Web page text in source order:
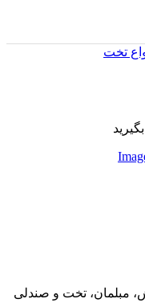
تخت
مبلمان، تخت و صندلی